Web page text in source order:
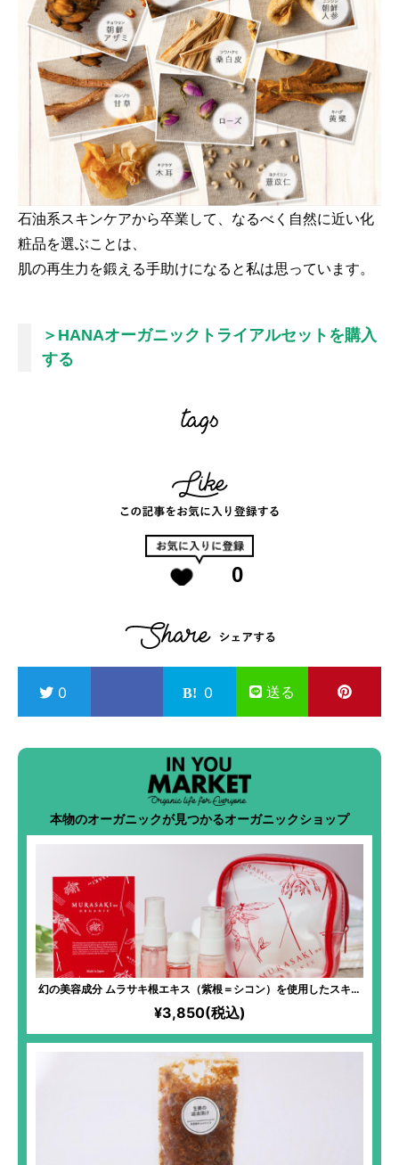
石油系スキンケアから卒業して、なるべく自然に近い化
粧品を選ぶことは、
肌の再生力を鍛える手助けになると私は思っています。
＞HANAオーガニックトライアルセットを購入
する
0
0 0 送る
本物のオーガニックが見つかるオーガニックショップ
幻の美容成分 ムラサキ根エキス（紫根＝シコン）を使用したスキン
ケアセット
¥3,850(税込)